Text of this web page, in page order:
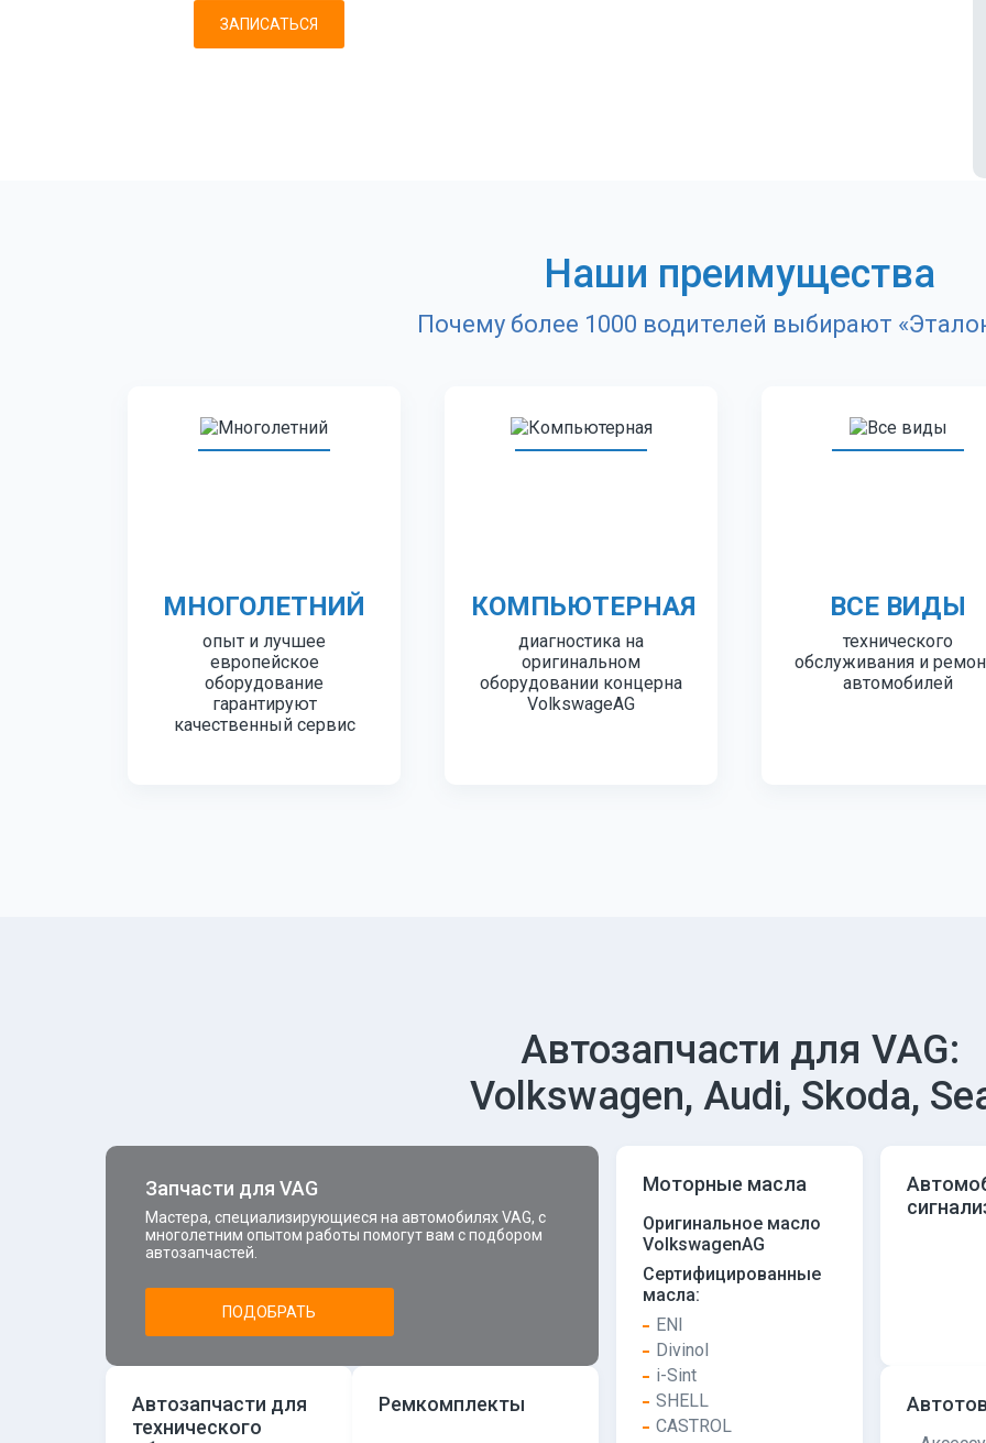
ЗАПИСАТЬСЯ
Наши преимущества
Почему более 1000 водителей выбирают
МНОГОЛЕТНИЙ
опыт и лучшее
европейское
оборудование
гарантируют
качественный сервис
КОМПЬЮТЕРНАЯ
диагностика на
оригинальном
оборудовании концерна
VolkswageAG
ВСЕ ВИДЫ
технического
обслуживания и
автомобилей
Автозапчасти для VAG:
Volkswagen, Audi, Skoda,
Запчасти для VAG
Мастера, специализирующиеся на автомобилях VAG, с
многолетним опытом работы помогут вам с подбором
автозапчастей.
ПОДОБРАТЬ
Автозапчасти для
технического
Ремкомплекты
Моторные масла
Оригинальное масло
VolkswagenAG
Сертифицированные
масла:
ENI
Divinol
i-Sint
SHELL
CASTROL